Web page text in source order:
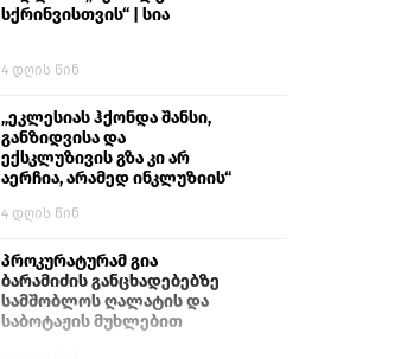
სქრინვისთვის“ | სია
4 დღის წინ
„ეკლესიას ჰქონდა შანსი,
განზიდვისა და
ექსკლუზივის გზა კი არ
აერჩია, არამედ ინკლუზიის“
4 დღის წინ
პროკურატურამ გია
ბარამიძის განცხადებებზე
სამშობლოს ღალატის და
საბოტაჟის მუხლებით